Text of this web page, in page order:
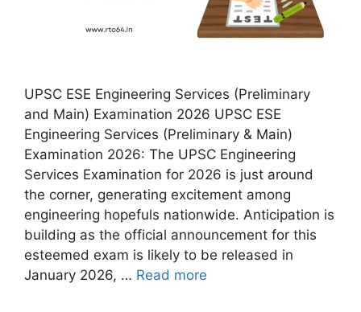
UPSC ESE Engineering Services (Preliminary
and Main) Examination 2026 UPSC ESE
Engineering Services (Preliminary & Main)
Examination 2026: The UPSC Engineering
Services Examination for 2026 is just around
the corner, generating excitement among
engineering hopefuls nationwide. Anticipation is
building as the official announcement for this
esteemed exam is likely to be released in
January 2026, … Read more